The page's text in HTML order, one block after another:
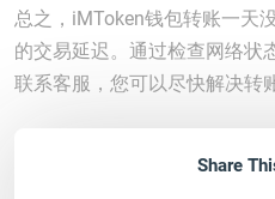
总之，iMToken钱包转账一天
的交易延迟。通过检查网络状
联系客服，您可以尽快解决转
Share